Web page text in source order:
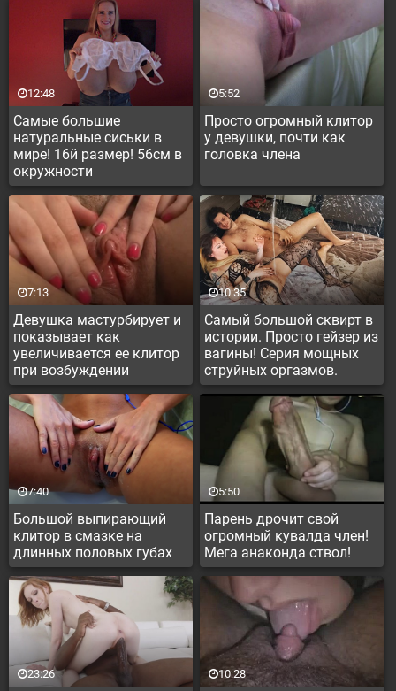
Самые большие
натуральные сиськи в
мире! 16й размер! 56см в
окружности
12:48
Просто огромный клитор
у девушки, почти как
головка члена
5:52
Девушка мастурбирует и
показывает как
увеличивается ее клитор
при возбуждении
7:13
Самый большой сквирт в
истории. Просто гейзер из
вагины! Серия мощных
струйных оргазмов.
10:35
Большой выпирающий
клитор в смазке на
длинных половых губах
7:40
Парень дрочит свой
огромный кувалда член!
Мега анаконда ствол!
5:50
23:26 10:28